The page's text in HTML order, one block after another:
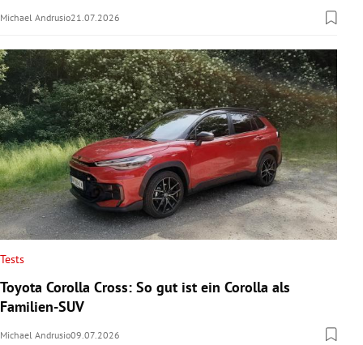
Michael Andrusio21.07.2026
Tests
Toyota Corolla Cross: So gut ist ein Corolla als
Familien-SUV
Michael Andrusio09.07.2026